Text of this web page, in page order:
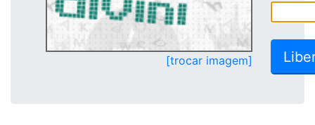
[trocar imagem]